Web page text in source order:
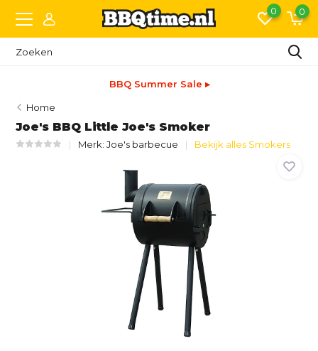
0 0
BBQ Summer Sale ▸
Home
Joe's BBQ Little Joe's Smoker
Merk:Joe's barbecue Bekijk alles Smokers